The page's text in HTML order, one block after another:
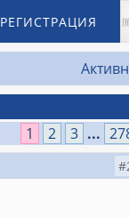
РЕГИСТРАЦИЯ
1
2 3 ...